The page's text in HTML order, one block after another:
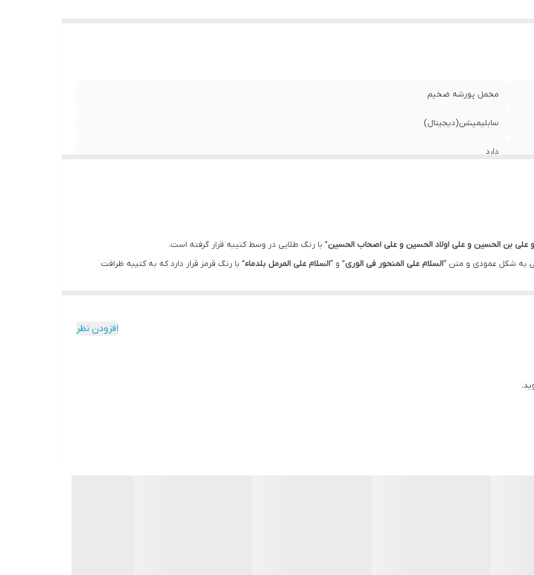
مخمل پورشه ضخیم
سابلیمیشن(دیجیتال)
دارد
دارد
علی بن الحسین و علی اولاد الحسین و علی اصحاب الحسین” با رنگ طلایی در وسط کتیبه قرار گرفته است.
به شکل عمودی و متن “السلام علی المنحور فی الوری” و “السلام علی المرمل بلدماء” با رنگ قرمز قرار دارد که به کتیبه ظرافت
افزودن نظر